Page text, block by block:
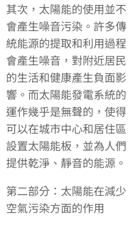
其次，太陽能的使用並不
會產生噪音污染。許多傳
統能源的提取和利用過程
會產生噪音，對附近居民
的生活和健康產生負面影
響。而太陽能發電系統的
運作幾乎是無聲的，使得
可以在城市中心和居住區
設置太陽能板，並為人們
提供乾淨、靜音的能源。
第二部分：太陽能在減少
空氣污染方面的作用